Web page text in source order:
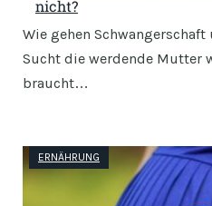
nicht?
Wie gehen
Sucht die werdende Mutter
braucht…
ERNÄHRUNG